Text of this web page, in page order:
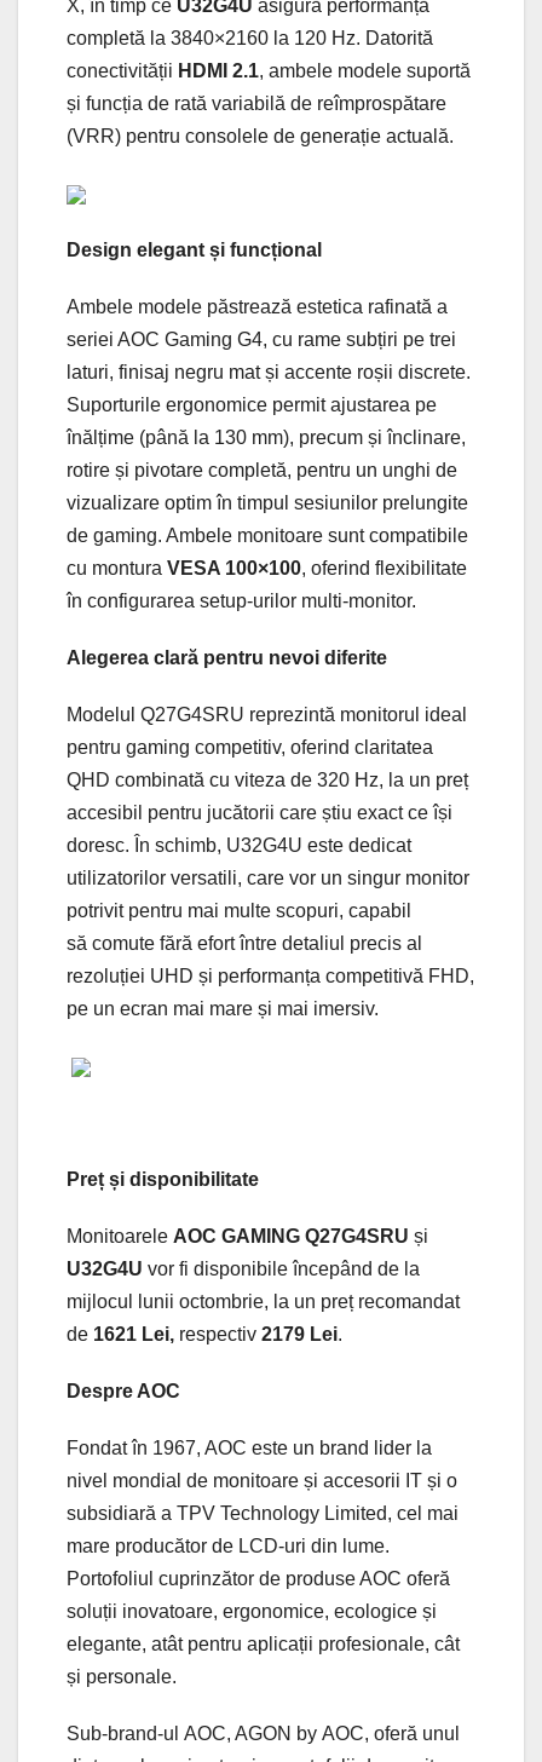
X, în timp ce U32G4U asigură performanță
completă la 3840×2160 la 120 Hz. Datorită
conectivității HDMI 2.1, ambele modele suportă
și funcția de rată variabilă de reîmprospătare
(VRR) pentru consolele de generație actuală.
Design elegant și funcțional
Ambele modele păstrează estetica rafinată a
seriei AOC Gaming G4, cu rame subțiri pe trei
laturi, finisaj negru mat și accente roșii discrete.
Suporturile ergonomice permit ajustarea pe
înălțime (până la 130 mm), precum și înclinare,
rotire și pivotare completă, pentru un unghi de
vizualizare optim în timpul sesiunilor prelungite
de gaming. Ambele monitoare sunt compatibile
cu montura VESA 100×100, oferind flexibilitate
în configurarea setup-urilor multi-monitor.
Alegerea clară pentru nevoi diferite
Modelul Q27G4SRU reprezintă monitorul ideal
pentru gaming competitiv, oferind claritatea
QHD combinată cu viteza de 320 Hz, la un preț
accesibil pentru jucătorii care știu exact ce își
doresc. În schimb, U32G4U este dedicat
utilizatorilor versatili, care vor un singur monitor
potrivit pentru mai multe scopuri, capabil
să comute fără efort între detaliul precis al
rezoluției UHD și performanța competitivă FHD,
pe un ecran mai mare și mai imersiv.
Preț și disponibilitate
Monitoarele AOC GAMING Q27G4SRU și
U32G4U vor fi disponibile începând de la
mijlocul lunii octombrie, la un preț recomandat
de 1621 Lei, respectiv 2179 Lei.
Despre AOC
Fondat în 1967, AOC este un brand lider la
nivel mondial de monitoare și accesorii IT și o
subsidiară a TPV Technology Limited, cel mai
mare producător de LCD-uri din lume.
Portofoliul cuprinzător de produse AOC oferă
soluții inovatoare, ergonomice, ecologice și
elegante, atât pentru aplicații profesionale, cât
și personale.
Sub-brand-ul AOC, AGON by AOC, oferă unul